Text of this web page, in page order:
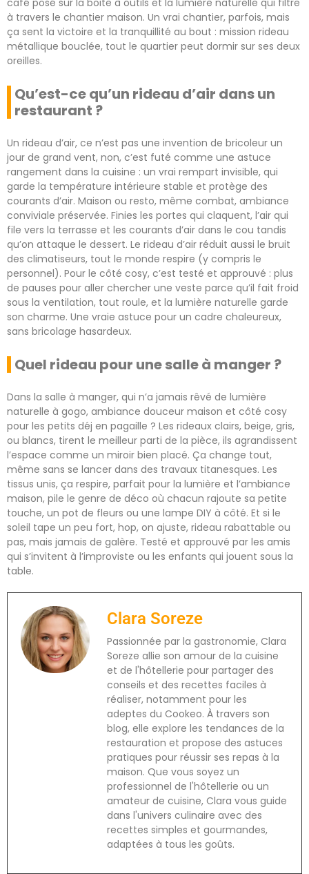
café posé sur la boite à outils et la lumière naturelle qui filtre
à travers le chantier maison. Un vrai chantier, parfois, mais
ça sent la victoire et la tranquillité au bout : mission rideau
métallique bouclée, tout le quartier peut dormir sur ses deux
oreilles.
Qu’est-ce qu’un rideau d’air dans un
restaurant ?
Un rideau d’air, ce n’est pas une invention de bricoleur un
jour de grand vent, non, c’est futé comme une astuce
rangement dans la cuisine : un vrai rempart invisible, qui
garde la température intérieure stable et protège des
courants d’air. Maison ou resto, même combat, ambiance
conviviale préservée. Finies les portes qui claquent, l’air qui
file vers la terrasse et les courants d’air dans le cou tandis
qu’on attaque le dessert. Le rideau d’air réduit aussi le bruit
des climatiseurs, tout le monde respire (y compris le
personnel). Pour le côté cosy, c’est testé et approuvé : plus
de pauses pour aller chercher une veste parce qu’il fait froid
sous la ventilation, tout roule, et la lumière naturelle garde
son charme. Une vraie astuce pour un cadre chaleureux,
sans bricolage hasardeux.
Quel rideau pour une salle à manger ?
Dans la salle à manger, qui n’a jamais rêvé de lumière
naturelle à gogo, ambiance douceur maison et côté cosy
pour les petits déj en pagaille ? Les rideaux clairs, beige, gris,
ou blancs, tirent le meilleur parti de la pièce, ils agrandissent
l’espace comme un miroir bien placé. Ça change tout,
même sans se lancer dans des travaux titanesques. Les
tissus unis, ça respire, parfait pour la lumière et l’ambiance
maison, pile le genre de déco où chacun rajoute sa petite
touche, un pot de fleurs ou une lampe DIY à côté. Et si le
soleil tape un peu fort, hop, on ajuste, rideau rabattable ou
pas, mais jamais de galère. Testé et approuvé par les amis
qui s’invitent à l’improviste ou les enfants qui jouent sous la
table.
Clara Soreze
Passionnée par la gastronomie, Clara
Soreze allie son amour de la cuisine
et de l'hôtellerie pour partager des
conseils et des recettes faciles à
réaliser, notamment pour les
adeptes du Cookeo. À travers son
blog, elle explore les tendances de la
restauration et propose des astuces
pratiques pour réussir ses repas à la
maison. Que vous soyez un
professionnel de l'hôtellerie ou un
amateur de cuisine, Clara vous guide
dans l'univers culinaire avec des
recettes simples et gourmandes,
adaptées à tous les goûts.